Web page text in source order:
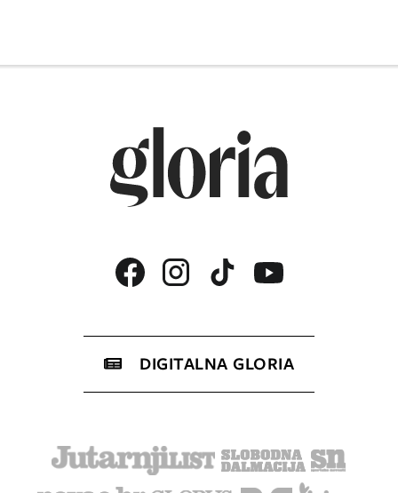
DIGITALNA GLORIA